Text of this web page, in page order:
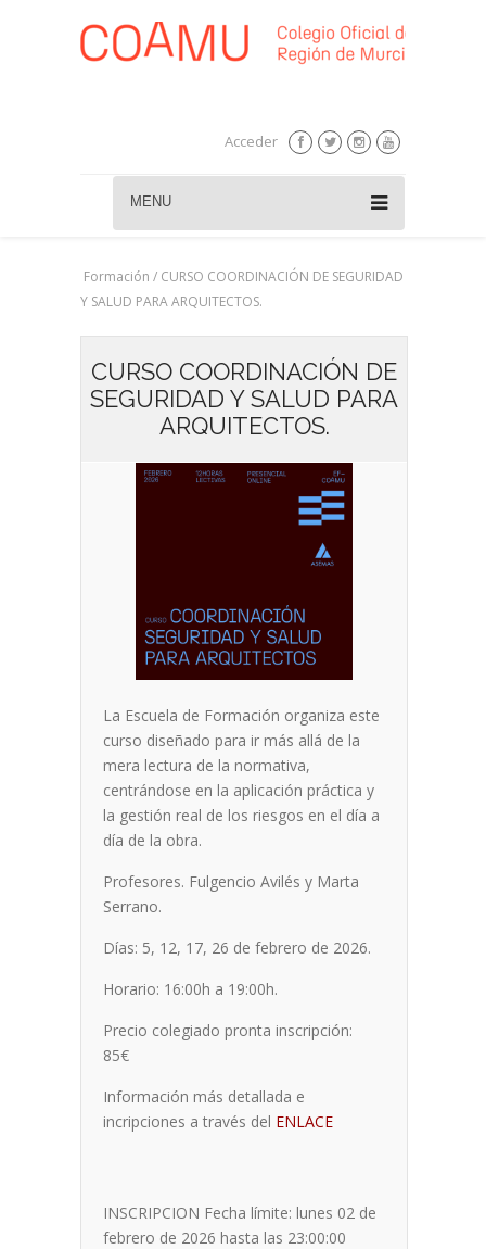
Acceder
MENU
Formación / CURSO COORDINACIÓN DE SEGURIDAD
Y SALUD PARA ARQUITECTOS.
CURSO COORDINACIÓN DE
SEGURIDAD Y SALUD PARA
ARQUITECTOS.
La Escuela de Formación organiza este
curso diseñado para ir más allá de la
mera lectura de la normativa,
centrándose en la aplicación práctica y
la gestión real de los riesgos en el día a
día de la obra.
Profesores. Fulgencio Avilés y Marta
Serrano.
Días: 5, 12, 17, 26 de febrero de 2026.
Horario: 16:00h a 19:00h.
Precio colegiado pronta inscripción:
85€
Información más detallada e
incripciones a través del ENLACE
INSCRIPCION Fecha límite: lunes 02 de
febrero de 2026 hasta las 23:00:00